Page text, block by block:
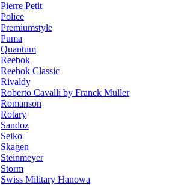
Pierre Petit
Police
Premiumstyle
Puma
Quantum
Reebok
Reebok Classic
Rivaldy
Roberto Cavalli by Franck Muller
Romanson
Rotary
Sandoz
Seiko
Skagen
Steinmeyer
Storm
Swiss Military Hanowa